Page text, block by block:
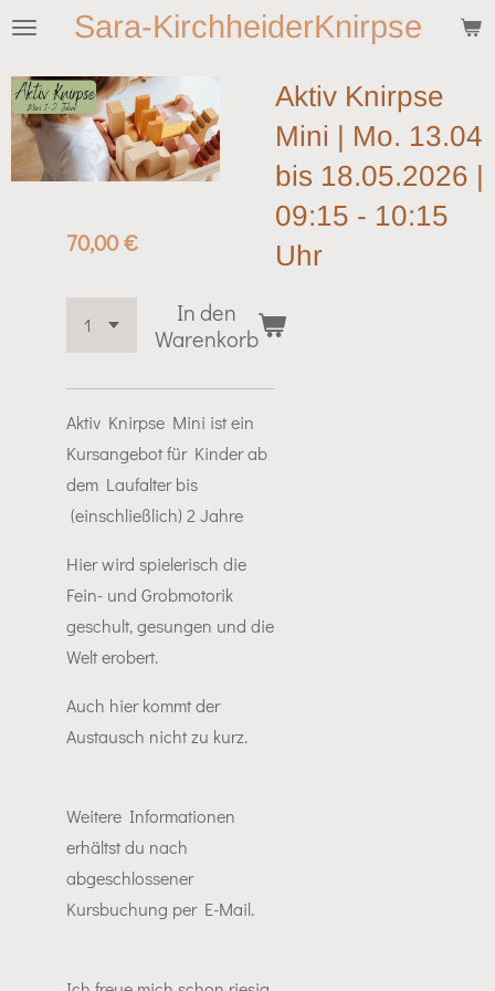
Zum
springen
Sara-KirchheiderKnirpse
Aktiv Knirpse
Mini | Mo. 13.04
bis 18.05.2026 |
09:15 - 10:15
Uhr
70,00 €
In den
Warenkorb
Aktiv Knirpse Mini ist ein
Kursangebot für Kinder ab
dem Laufalter bis
(einschließlich) 2 Jahre
Hier wird spielerisch die
Fein- und Grobmotorik
geschult, gesungen und die
Welt erobert.
Auch hier kommt der
Austausch nicht zu kurz.
Weitere Informationen
erhältst du nach
abgeschlossener
Kursbuchung per E-Mail.